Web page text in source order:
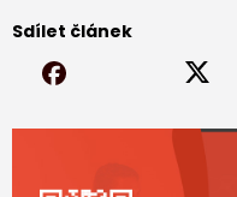
Sdílet článek